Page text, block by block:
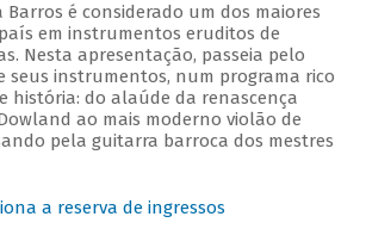
Barros é considerado um dos maiores
em instrumentos eruditos de
Nesta apresentação, passeia pelo
seus instrumentos, num programa rico
história: do alaúde da renascença
ao mais moderno violão de
pela guitarra barroca dos mestres
a reserva de ingressos